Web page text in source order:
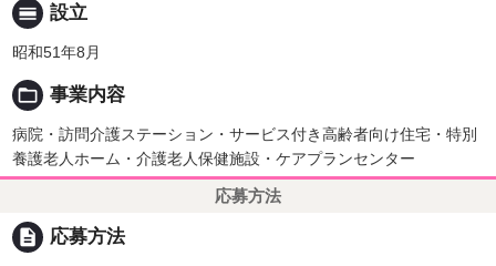
calendar_view_day 設立
昭和51年8月
folder_open 事業内容
病院・訪問介護ステーション・サービス付き高齢者向け住宅・特別
養護老人ホーム・介護老人保健施設・ケアプランセンター
応募方法
description 応募方法